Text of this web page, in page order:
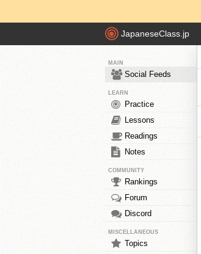
JapaneseClass.jp
MAIN
Social Feeds
LEARN
Practice
Lessons
Readings
Notes
COMMUNITY
Rankings
Forum
Discord
MISCELLANEOUS
Topics